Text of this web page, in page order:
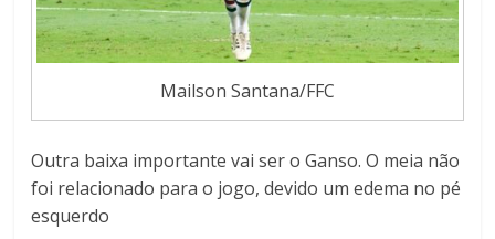
Mailson Santana/FFC
Outra baixa importante vai ser o Ganso. O meia não
foi relacionado para o jogo, devido um edema no pé
esquerdo